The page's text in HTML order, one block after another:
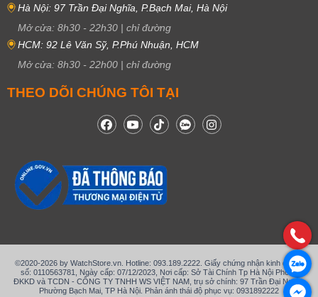
Hà Nội: 97 Trần Đại Nghĩa, P.Bạch Mai, Hà Nội
Mở cửa: 8h30 - 22h30 | chỉ đường
HCM: 92 Lê Văn Sỹ, P.Phú Nhuận, HCM
Mở cửa: 8h30 - 22h00 | chỉ đường
THEO DÕI CHÚNG TÔI TẠI
©2020-2026 by WatchStore.vn. Hotline: 093.189.2222. Giấy chứng nhận kinh doanh
số: 0110563781, Ngày cấp: 07/12/2023, Nơi cấp: Sở Tài Chính Tp Hà Nội Phòng
ĐKKD và TCDN - CÔNG TY TNHH WS VIỆT NAM, trụ sở chính: 97 Trần Đại Nghĩa,
Phường Bạch Mai, TP Hà Nội. Phản ánh thái độ phục vụ: 0931892222